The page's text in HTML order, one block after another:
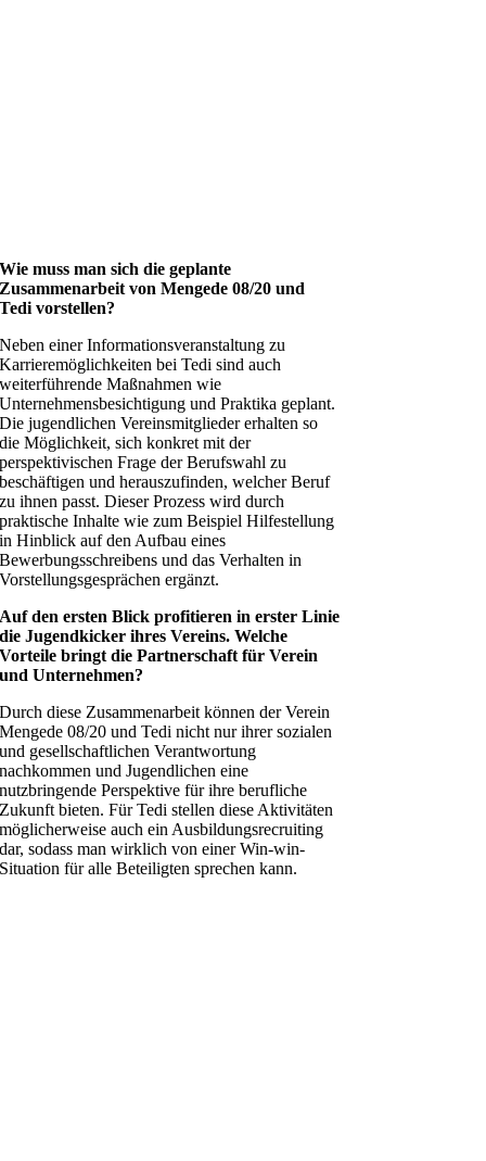
Wie muss man sich die geplante
Zusammenarbeit von Mengede 08/20 und
Tedi vorstellen?
Neben einer Informationsveranstaltung zu
Karrieremöglichkeiten bei Tedi sind auch
weiterführende Maßnahmen wie
Unternehmensbesichtigung und Praktika geplant.
Die jugendlichen Vereinsmitglieder erhalten so
die Möglichkeit, sich konkret mit der
perspektivischen Frage der Berufswahl zu
beschäftigen und herauszufinden, welcher Beruf
zu ihnen passt. Dieser Prozess wird durch
praktische Inhalte wie zum Beispiel Hilfestellung
in Hinblick auf den Aufbau eines
Bewerbungsschreibens und das Verhalten in
Vorstellungsgesprächen ergänzt.
Auf den ersten Blick profitieren in erster Linie
die Jugendkicker ihres Vereins. Welche
Vorteile bringt die Partnerschaft für Verein
und Unternehmen?
Durch diese Zusammenarbeit können der Verein
Mengede 08/20 und Tedi nicht nur ihrer sozialen
und gesellschaftlichen Verantwortung
nachkommen und Jugendlichen eine
nutzbringende Perspektive für ihre berufliche
Zukunft bieten. Für Tedi stellen diese Aktivitäten
möglicherweise auch ein Ausbildungsrecruiting
dar, sodass man wirklich von einer Win-win-
Situation für alle Beteiligten sprechen kann.